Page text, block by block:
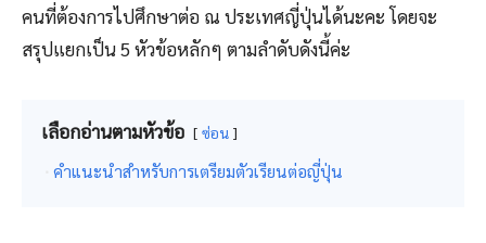
คนที่ต้องการไปศึกษาต่อ ณ ประเทศญี่ปุ่นได้นะคะ โดยจะ
สรุปแยกเป็น 5 หัวข้อหลักๆ ตามลำดับดังนี้ค่ะ
เลือกอ่านตามหัวข้อ ซ่อน
คำแนะนำสำหรับการเตรียมตัวเรียนต่อญี่ปุ่น